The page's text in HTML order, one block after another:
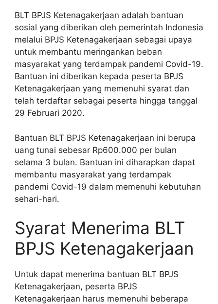
BLT BPJS Ketenagakerjaan adalah bantuan
sosial yang diberikan oleh pemerintah Indonesia
melalui BPJS Ketenagakerjaan sebagai upaya
untuk membantu meringankan beban
masyarakat yang terdampak pandemi Covid-19.
Bantuan ini diberikan kepada peserta BPJS
Ketenagakerjaan yang memenuhi syarat dan
telah terdaftar sebagai peserta hingga tanggal
29 Februari 2020.
Bantuan BLT BPJS Ketenagakerjaan ini berupa
uang tunai sebesar Rp600.000 per bulan
selama 3 bulan. Bantuan ini diharapkan dapat
membantu masyarakat yang terdampak
pandemi Covid-19 dalam memenuhi kebutuhan
sehari-hari.
Syarat Menerima BLT
BPJS Ketenagakerjaan
Untuk dapat menerima bantuan BLT BPJS
Ketenagakerjaan, peserta BPJS
Ketenagakerjaan harus memenuhi beberapa